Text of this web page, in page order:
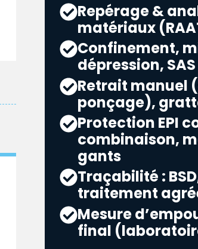
Repérage &
matériaux
Confinement,
dépression,
Retrait manuel
ponçage),
Protection EPI
combinaison,
gants
Traçabilité :
traitement
Mesure
final